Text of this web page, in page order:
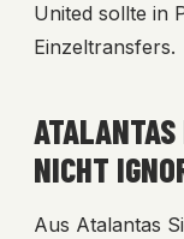
United sollte in
Einzeltransfers.
NICHT
Aus Atalantas